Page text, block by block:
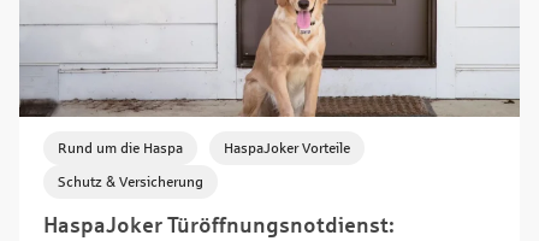
HaspaJoker Türöffnungsnotdienst:
Rund um die Haspa HaspaJoker Vorteile
Schutz & Versicherung